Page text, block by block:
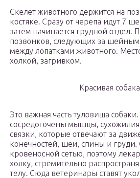
Скелет животного держится на
костяке. Сразу от черепа идут 7
затем начинается грудной отдел.
позвонков, следующих за
между лопатками животного.
холкой, загривком.
Красивая собака
Это важная часть туловища
сосредоточены мышцы,
связки, которые отвечают за
конечностей, шеи, спины и груди.
кровеносной сетью, поэтому
холку, стремительно
телу. Сюда ветеринары ставят